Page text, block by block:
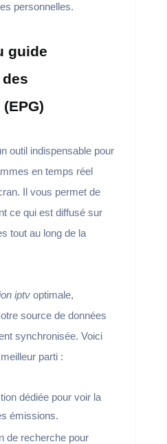
personnelles.
guide
outil indispensable pour
en temps réel
Il vous permet de
ce qui est diffusé sur
tout au long de la
iptvoptimale,
source de données
synchronisée. Voici
parti :
dédiée pour voir la
émissions.
de recherche pour